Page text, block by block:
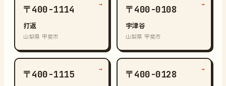
〒400-1114
打返
山梨県 甲斐市
→ 〒400-0108
宇津谷
山梨県 甲斐市
→
〒400-1115 → 〒400-0128 →